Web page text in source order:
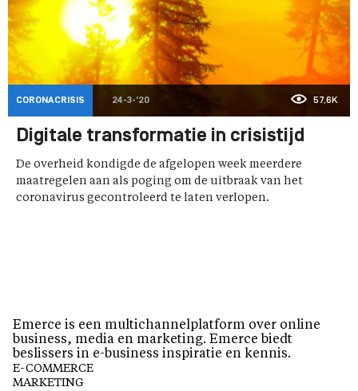
CORONACRISIS 24-3-'20 57,6K
Digitale transformatie in crisistijd
De overheid kondigde de afgelopen week meerdere
maatregelen aan als poging om de uitbraak van het
coronavirus gecontroleerd te laten verlopen.
Emerce is een multichannelplatform over online
business, media en marketing. Emerce biedt
beslissers in e-business inspiratie en kennis.
E-COMMERCE
MARKETING